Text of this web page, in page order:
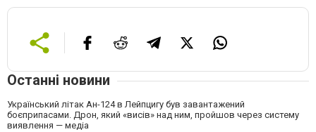
Останні новини
Український літак Ан-124 в Лейпцигу був завантажений
боєприпасами. Дрон, який «висів» над ним, пройшов через систему
виявлення — медіа